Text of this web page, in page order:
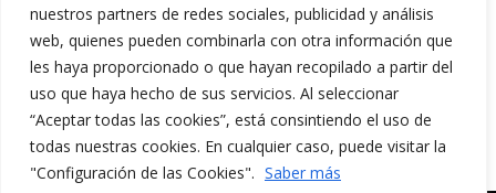
nuestros partners de redes sociales, publicidad y análisis
web, quienes pueden combinarla con otra información que
les haya proporcionado o que hayan recopilado a partir del
uso que haya hecho de sus servicios. Al seleccionar
“Aceptar todas las cookies”, está consintiendo el uso de
todas nuestras cookies. En cualquier caso, puede visitar la
"Configuración de las Cookies". Saber más
Aviso Legal y Política de Privacidad
Política de Cookies